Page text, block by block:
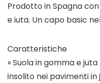
Prodotto in Spagna
e iuta. Un capo basic
Caratteristiche
» Suola in gomma e
insolito nei pavimenti in